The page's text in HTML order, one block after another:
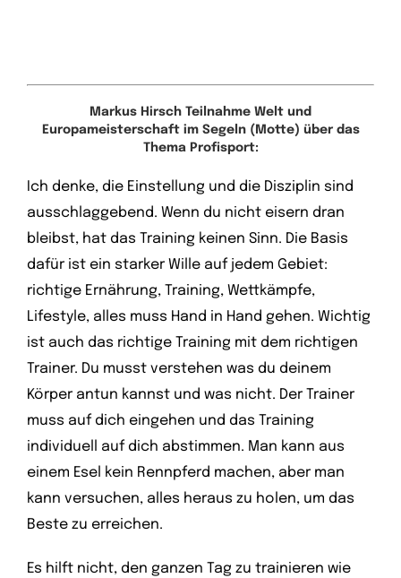
Markus Hirsch Teilnahme Welt und
Europameisterschaft im Segeln (Motte) über das
Thema Profisport:
Ich denke, die Einstellung und die Disziplin sind
ausschlaggebend. Wenn du nicht eisern dran
bleibst, hat das Training keinen Sinn. Die Basis
dafür ist ein starker Wille auf jedem Gebiet:
richtige Ernährung, Training, Wettkämpfe,
Lifestyle, alles muss Hand in Hand gehen. Wichtig
ist auch das richtige Training mit dem richtigen
Trainer. Du musst verstehen was du deinem
Körper antun kannst und was nicht. Der Trainer
muss auf dich eingehen und das Training
individuell auf dich abstimmen. Man kann aus
einem Esel kein Rennpferd machen, aber man
kann versuchen, alles heraus zu holen, um das
Beste zu erreichen.
Es hilft nicht, den ganzen Tag zu trainieren wie